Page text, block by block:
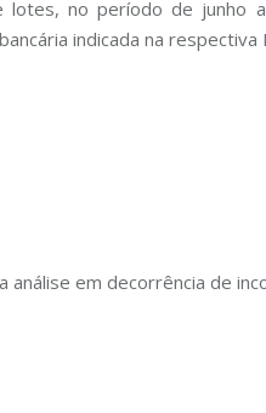
no período de junho
indicada na
em decorrência de